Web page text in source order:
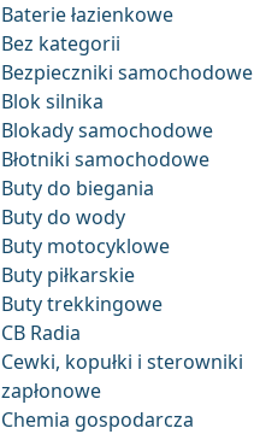
Baterie łazienkowe
Bez kategorii
Bezpieczniki samochodowe
Blok silnika
Blokady samochodowe
Błotniki samochodowe
Buty do biegania
Buty do wody
Buty motocyklowe
Buty piłkarskie
Buty trekkingowe
CB Radia
Cewki, kopułki i sterowniki
zapłonowe
Chemia gospodarcza